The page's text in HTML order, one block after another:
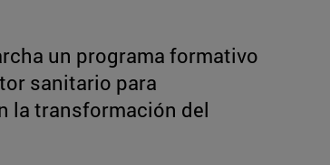
un programa formativo
sanitario para
la transformación del